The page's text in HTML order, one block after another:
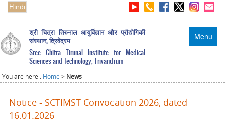
Hindi
Menu
श्री चित्रा तिरुनाल आयुर्विज्ञान और प्रौद्योगिकी
संस्थान, त्रिवेंद्रम
Sree Chitra Tirunal Institute for Medical
Sciences and Technology, Trivandrum
You are here : Home > News
Notice - SCTIMST Convocation 2026, dated
16.01.2026